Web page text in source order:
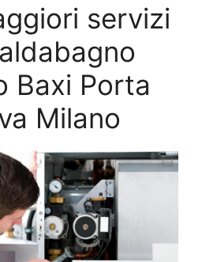
servizi
Baxi Porta
Milano